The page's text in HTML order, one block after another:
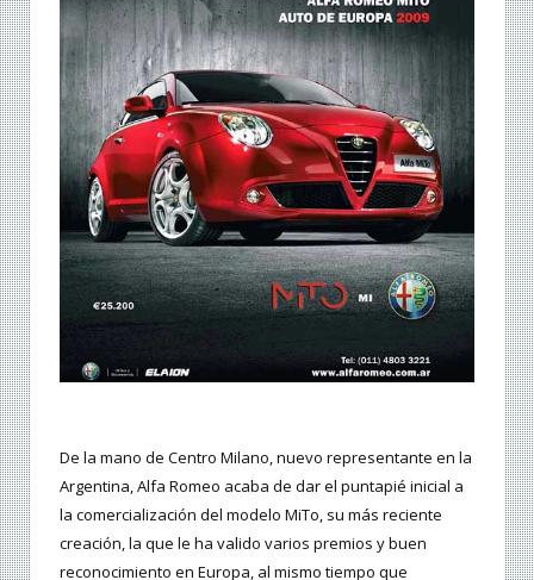
De la mano de Centro Milano, nuevo representante en la
Argentina, Alfa Romeo acaba de dar el puntapié inicial a
la comercialización del modelo MiTo, su más reciente
creación, la que le ha valido varios premios y buen
reconocimiento en Europa, al mismo tiempo que